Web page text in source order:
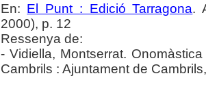
En: El Punt : Edició Tarragona.
2000), p. 12
Ressenya de:
- Vidiella, Montserrat.
Cambrils : Ajuntament de